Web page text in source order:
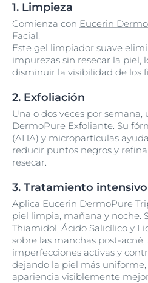
1. Limpieza
Comienza con Eucerin
Facial.
Este gel limpiador suave
impurezas sin resecar la piel,
disminuir la visibilidad de los
2. Exfoliación
Una o dos veces por semana,
DermoPure Exfoliante. Su
(AHA) y micropartículas
reducir puntos negros y
resecar.
3. Tratamiento intensivo
Aplica Eucerin DermoPure
piel limpia, mañana y noche.
Thiamidol, Ácido Salicílico y
sobre las manchas post-
imperfecciones activas y
dejando la piel más
apariencia visiblemente